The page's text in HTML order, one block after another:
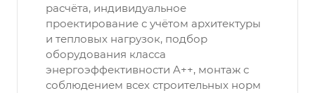
расчёта, индивидуальное
проектирование с учётом архитектуры
и тепловых нагрузок, подбор
оборудования класса
энергоэффективности A++, монтаж с
соблюдением всех строительных норм